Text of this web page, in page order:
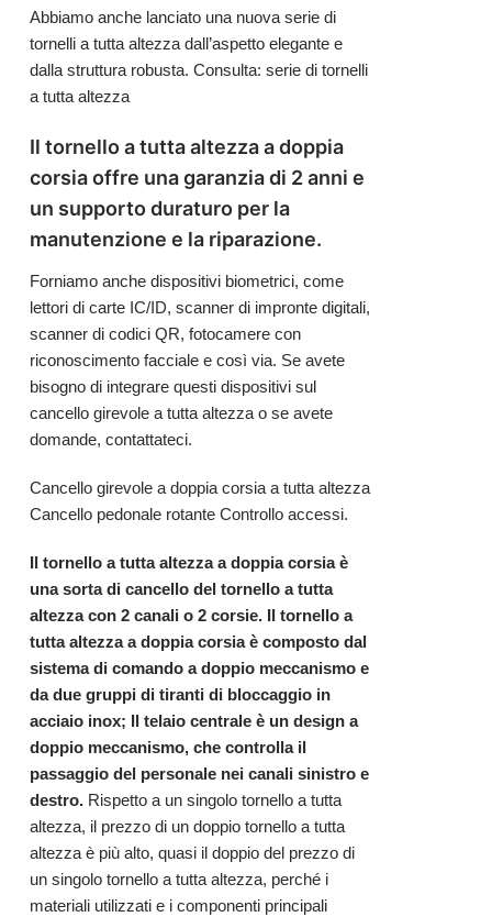
Abbiamo anche lanciato una nuova serie di
tornelli a tutta altezza dall’aspetto elegante e
dalla struttura robusta. Consulta: serie di tornelli
a tutta altezza
Il tornello a tutta altezza a doppia
corsia offre una garanzia di 2 anni e
un supporto duraturo per la
manutenzione e la riparazione.
Forniamo anche dispositivi biometrici, come
lettori di carte IC/ID, scanner di impronte digitali,
scanner di codici QR, fotocamere con
riconoscimento facciale e così via. Se avete
bisogno di integrare questi dispositivi sul
cancello girevole a tutta altezza o se avete
domande, contattateci.
Cancello girevole a doppia corsia a tutta altezza
Cancello pedonale rotante Controllo accessi.
Il tornello a tutta altezza a doppia corsia è
una sorta di cancello del tornello a tutta
altezza con 2 canali o 2 corsie. Il tornello a
tutta altezza a doppia corsia è composto dal
sistema di comando a doppio meccanismo e
da due gruppi di tiranti di bloccaggio in
acciaio inox; Il telaio centrale è un design a
doppio meccanismo, che controlla il
passaggio del personale nei canali sinistro e
destro. Rispetto a un singolo tornello a tutta
altezza, il prezzo di un doppio tornello a tutta
altezza è più alto, quasi il doppio del prezzo di
un singolo tornello a tutta altezza, perché i
materiali utilizzati e i componenti principali